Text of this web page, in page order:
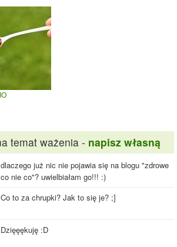
temat ważenia - napisz własną
dlaczego już nic nie pojawia się na blogu "zdrowe
co nie co"? uwielbiałam go!!! :)
Co to za chrupki? Jak to się je? ;]
Dzięęękuję :D